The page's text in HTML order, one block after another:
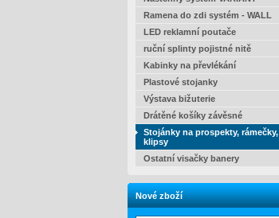
Ramena do zdi systém - WALL
LED reklamní poutače
ruční splinty pojistné nitě
Kabinky na převlékání
Plastové stojanky
Výstava bižuterie
Drátěné košíky závěsné
Stojánky na prospekty, rámečky,
klipsy
Ostatní visačky banery
Nové zboží